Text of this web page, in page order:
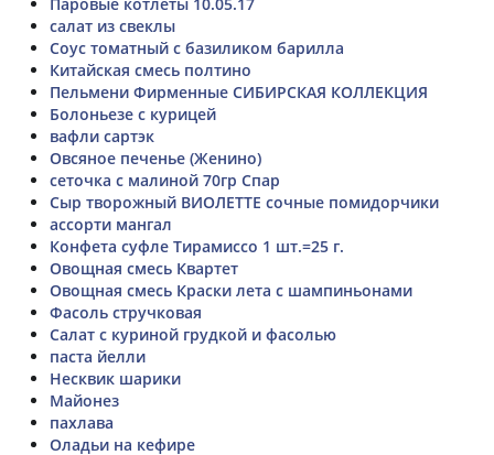
салат из свеклы
Соус томатный с базиликом барилла
Китайская смесь полтино
Пельмени Фирменные СИБИРСКАЯ КОЛЛЕКЦИЯ
Болоньезе с курицей
вафли сартэк
Овсяное печенье (Женино)
сеточка с малиной 70гр Спар
Сыр творожный ВИОЛЕТТЕ сочные помидорчики
ассорти мангал
Конфета суфле Тирамиссо 1 шт.=25 г.
Овощная смесь Квартет
Овощная смесь Краски лета с шампиньонами
Фасоль стручковая
Салат с куриной грудкой и фасолью
паста йелли
Несквик шарики
Майонез
пахлава
Оладьи на кефире